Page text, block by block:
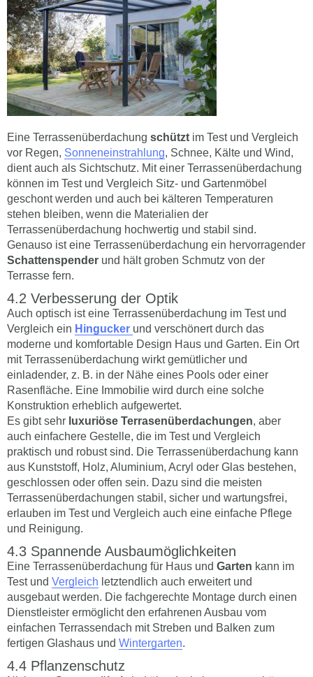
Eine Terrassenüberdachung schützt im Test und Vergleich
vor Regen, Sonneneinstrahlung, Schnee, Kälte und Wind,
dient auch als Sichtschutz. Mit einer Terrassenüberdachung
können im Test und Vergleich Sitz- und Gartenmöbel
geschont werden und auch bei kälteren Temperaturen
stehen bleiben, wenn die Materialien der
Terrassenüberdachung hochwertig und stabil sind.
Genauso ist eine Terrassenüberdachung ein hervorragender
Schattenspender und hält groben Schmutz von der
Terrasse fern.
Verbesserung der Optik
Auch optisch ist eine Terrassenüberdachung im Test und
Vergleich ein Hingucker und verschönert durch das
moderne und komfortable Design Haus und Garten. Ein Ort
mit Terrassenüberdachung wirkt gemütlicher und
einladender, z. B. in der Nähe eines Pools oder einer
Rasenfläche. Eine Immobilie wird durch eine solche
Konstruktion erheblich aufgewertet.
Es gibt sehr luxuriöse Terrasenüberdachungen, aber
auch einfachere Gestelle, die im Test und Vergleich
praktisch und robust sind. Die Terrassenüberdachung kann
aus Kunststoff, Holz, Aluminium, Acryl oder Glas bestehen,
geschlossen oder offen sein. Dazu sind die meisten
Terrassenüberdachungen stabil, sicher und wartungsfrei,
erlauben im Test und Vergleich auch eine einfache Pflege
und Reinigung.
Spannende Ausbaumöglichkeiten
Eine Terrassenüberdachung für Haus und Garten kann im
Test und Vergleich letztendlich auch erweitert und
ausgebaut werden. Die fachgerechte Montage durch einen
Dienstleister ermöglicht den erfahrenen Ausbau vom
einfachen Terrassendach mit Streben und Balken zum
fertigen Glashaus und Wintergarten.
Pflanzenschutz